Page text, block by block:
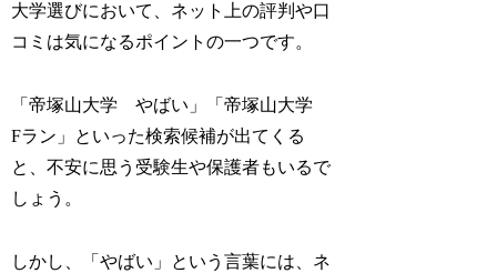
大学選びにおいて、ネット上の評判や口
コミは気になるポイントの一つです。
「帝塚山大学 やばい」「帝塚山大学
Fラン」といった検索候補が出てくる
と、不安に思う受験生や保護者もいるで
しょう。
しかし、「やばい」という言葉には、ネ